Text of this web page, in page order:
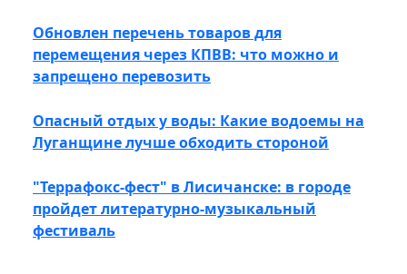
Обновлен перечень товаров для
перемещения через КПВВ: что можно и
запрещено перевозить
Опасный отдых у воды: Какие водоемы на
Луганщине лучше обходить стороной
"Террафокс-фест" в Лисичанске: в городе
пройдет литературно-музыкальный
фестиваль